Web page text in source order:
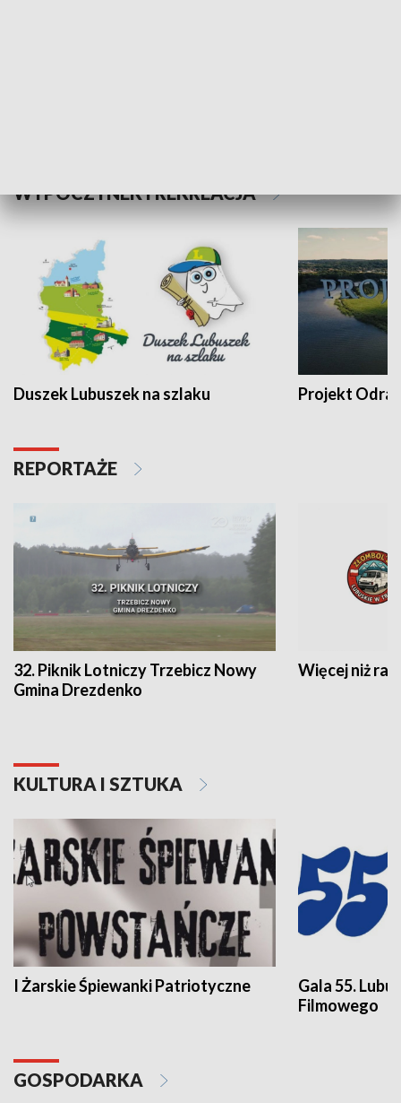
WYPOCZYNEK I REKREACJA
Duszek Lubuszek na szlaku Projekt Odra
REPORTAŻE
32. Piknik Lotniczy Trzebicz Nowy
Gmina Drezdenko
Więcej niż rajd
KULTURA I SZTUKA
I Żarskie Śpiewanki Patriotyczne
Gala 55.
Filmowego
GOSPODARKA